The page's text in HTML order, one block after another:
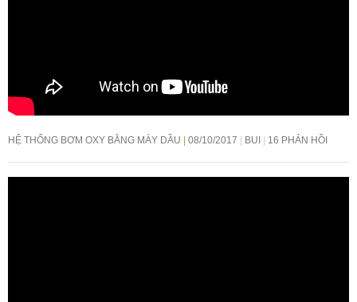
HỆ THỐNG BƠM OXY BẰNG MÁY DẦU 08/10/2017 BUI 16 PHẢN HỒI